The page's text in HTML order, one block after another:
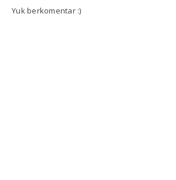
Yuk berkomentar :)